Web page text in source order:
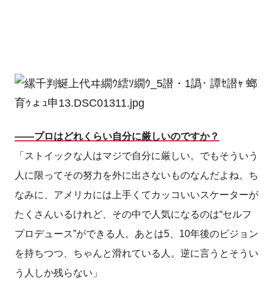
――プロはどれくらい自分に厳しいのですか？
「ストイックな人はマジで自分に厳しい。でもそういう
人に限ってその努力を外に出さないものなんだよね。ち
なみに、アメリカには上手くてカッコいいスケーターが
たくさんいるけれど、その中で人気になるのは“セルフ
プロデュース”ができる人。あとは5、10年後のビジョン
を持ちつつ、ちゃんと滑れている人。逆に言うとそうい
う人しか残らない」